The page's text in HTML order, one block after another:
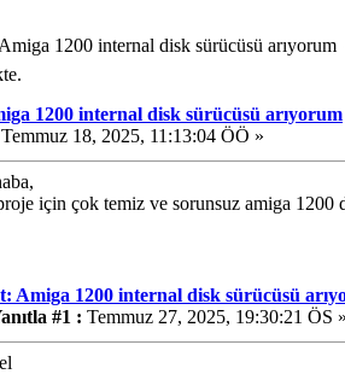
1200 internal disk sürücüsü arıyorum
1200 internal disk sürücüsü arıyorum
Temmuz 18, 2025, 11:13:04 ÖÖ »
için çok temiz ve sorunsuz amiga 1200
Amiga 1200 internal disk sürücüsü
#1 : Temmuz 27, 2025, 19:30:21 ÖS »